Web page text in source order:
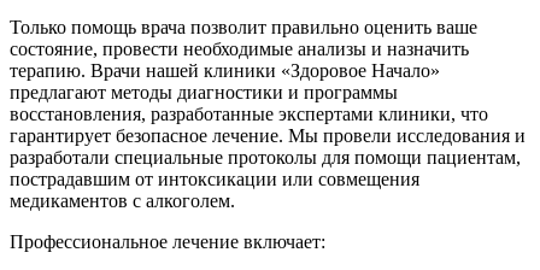
Только помощь врача позволит правильно оценить ваше
состояние, провести необходимые анализы и назначить
терапию. Врачи нашей клиники «Здоровое Начало»
предлагают методы диагностики и программы
восстановления, разработанные экспертами клиники, что
гарантирует безопасное лечение. Мы провели исследования и
разработали специальные протоколы для помощи пациентам,
пострадавшим от интоксикации или совмещения
медикаментов с алкоголем.
Профессиональное лечение включает: